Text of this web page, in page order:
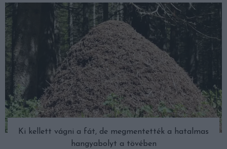
Ki kellett vágni a fát, de megmentették a hatalmas
hangyabolyt a tövében